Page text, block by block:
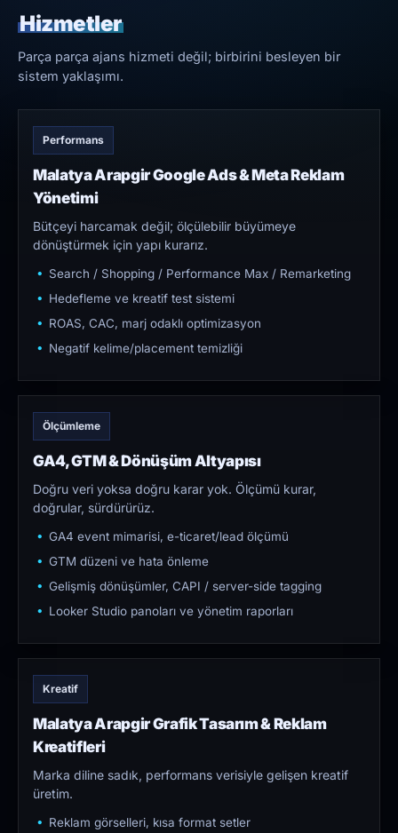
Hizmetler
Parça parça ajans hizmeti değil; birbirini besleyen bir
sistem yaklaşımı.
Performans
Malatya Arapgir Google Ads & Meta Reklam
Yönetimi
Bütçeyi harcamak değil; ölçülebilir büyümeye
dönüştürmek için yapı kurarız.
Search / Shopping / Performance Max / Remarketing
Hedefleme ve kreatif test sistemi
ROAS, CAC, marj odaklı optimizasyon
Negatif kelime/placement temizliği
Ölçümleme
GA4, GTM & Dönüşüm Altyapısı
Doğru veri yoksa doğru karar yok. Ölçümü kurar,
doğrular, sürdürürüz.
GA4 event mimarisi, e-ticaret/lead ölçümü
GTM düzeni ve hata önleme
Gelişmiş dönüşümler, CAPI / server-side tagging
Looker Studio panoları ve yönetim raporları
Kreatif
Malatya Arapgir Grafik Tasarım & Reklam
Kreatifleri
Marka diline sadık, performans verisiyle gelişen kreatif
üretim.
Reklam görselleri, kısa format setler